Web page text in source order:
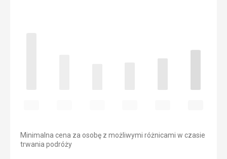
Minimalna cena za osobę z możliwymi różnicami w czasie
trwania podróży